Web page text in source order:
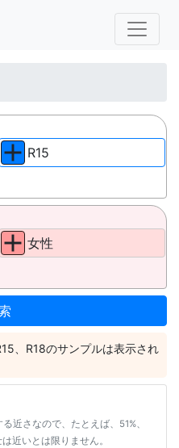
R15
女性
、R18のサンプルは表示され
近さなので、たとえば、51%、
近いとは限りません。